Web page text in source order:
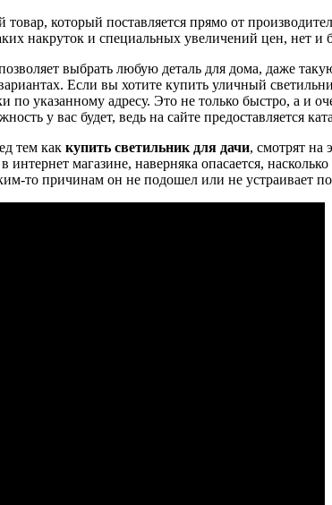
товар, который поставляется прямо от
накруток и специальных увеличений цен, нет и
выбрать любую деталь для дома, даже
Если вы хотите купить уличный
по указанному адресу. Это не только быстро, а и
у вас будет, ведь на сайте предоставляется
тем как купить светильник для дачи, смотрят на
интернет магазине, наверняка опасается,
то причинам он не подошел или не устраивает